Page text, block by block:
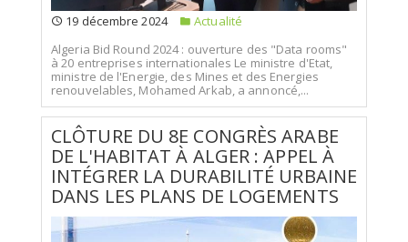
19 décembre 2024
Actualité
Algeria Bid Round 2024 : ouverture des "Data rooms"
à 20 entreprises internationales Le ministre d'Etat,
ministre de l'Energie, des Mines et des Energies
renouvelables, Mohamed Arkab, a annoncé,...
CLÔTURE DU 8E CONGRÈS ARABE
DE L'HABITAT À ALGER : APPEL À
INTÉGRER LA DURABILITÉ URBAINE
DANS LES PLANS DE LOGEMENTS